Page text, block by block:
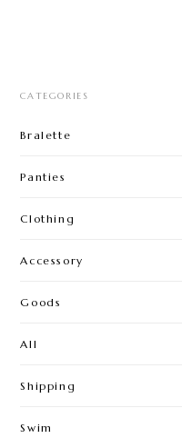
CATEGORIES
Bralette
Panties
Clothing
Accessory
Goods
All
Shipping
Swim